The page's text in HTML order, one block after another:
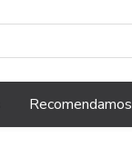
Recomendamos